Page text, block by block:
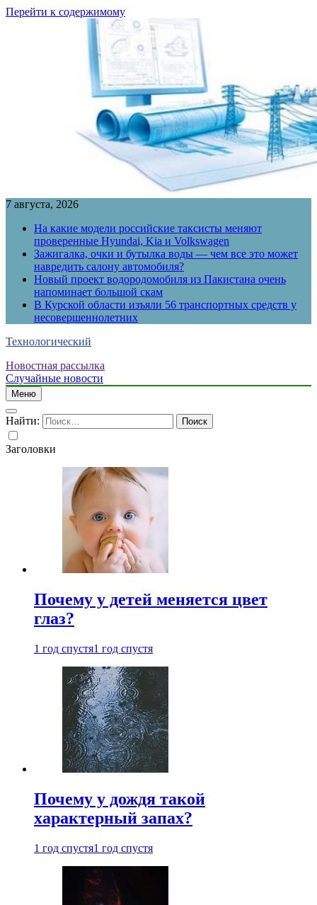
Перейти к содержимому
7 августа, 2026
На какие модели российские таксисты меняют
проверенные Hyundai, Kia и Volkswagen
Зажигалка, очки и бутылка воды — чем все это может
навредить салону автомобиля?
Новый проект водородомобиля из Пакистана очень
напоминает большой скам
В Курской области изъяли 56 транспортных средств у
несовершеннолетних
Технологический
Новостная рассылка
Случайные новости
Меню
Найти:
Заголовки
Почему у детей меняется цвет
глаз?
1 год спустя1 год спустя
Почему у дождя такой
характерный запах?
1 год спустя1 год спустя